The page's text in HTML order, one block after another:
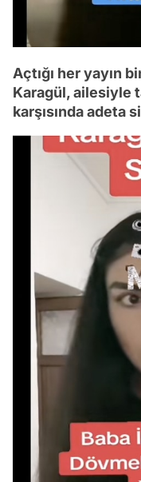
Açtığı her yayın
Karagül, ailesiyle
karşısında adeta